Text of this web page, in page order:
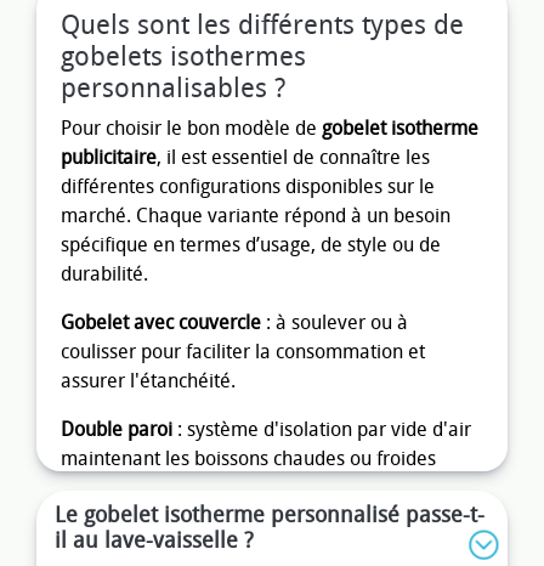
Quels sont les différents types de
gobelets isothermes
personnalisables ?
Pour choisir le bon modèle de gobelet isotherme
publicitaire, il est essentiel de connaître les
différentes configurations disponibles sur le
marché. Chaque variante répond à un besoin
spécifique en termes d’usage, de style ou de
durabilité.
Gobelet avec couvercle : à soulever ou à
coulisser pour faciliter la consommation et
assurer l'étanchéité.
Double paroi : système d'isolation par vide d'air
maintenant les boissons chaudes ou froides
entre 3 et 8 heures.
Matières disponibles : PP (polypropylène), rPET
Le gobelet isotherme personnalisé passe-t-
il au lave-vaisselle ?